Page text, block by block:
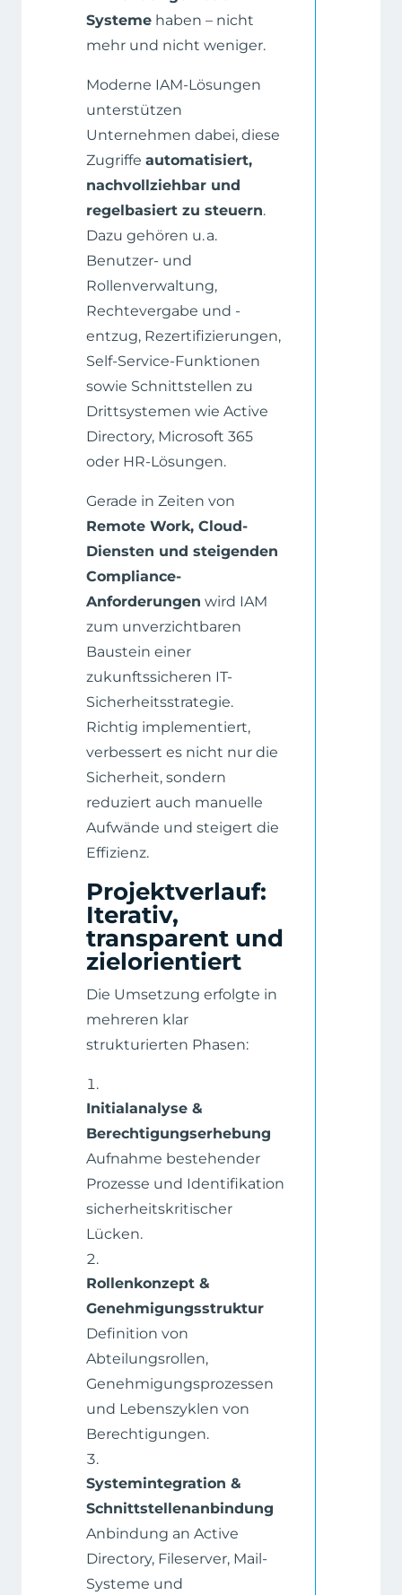
Systeme haben – nicht
mehr und nicht weniger.
Moderne IAM-Lösungen
unterstützen
Unternehmen dabei, diese
Zugriffe automatisiert,
nachvollziehbar und
regelbasiert zu steuern.
Dazu gehören u. a.
Benutzer- und
Rollenverwaltung,
Rechtevergabe und -
entzug, Rezertifizierungen,
Self-Service-Funktionen
sowie Schnittstellen zu
Drittsystemen wie Active
Directory, Microsoft 365
oder HR-Lösungen.
Gerade in Zeiten von
Remote Work, Cloud-
Diensten und steigenden
Compliance-
Anforderungen wird IAM
zum unverzichtbaren
Baustein einer
zukunftssicheren IT-
Sicherheitsstrategie.
Richtig implementiert,
verbessert es nicht nur die
Sicherheit, sondern
reduziert auch manuelle
Aufwände und steigert die
Effizienz.
Projektverlauf:
Iterativ,
transparent und
zielorientiert
Die Umsetzung erfolgte in
mehreren klar
strukturierten Phasen:
Initialanalyse &
Berechtigungserhebung
Aufnahme bestehender
Prozesse und Identifikation
sicherheitskritischer
Lücken.
Rollenkonzept &
Genehmigungsstruktur
Definition von
Abteilungsrollen,
Genehmigungsprozessen
und Lebenszyklen von
Berechtigungen.
Systemintegration &
Schnittstellenanbindung
Anbindung an Active
Directory, Fileserver, Mail-
Systeme und